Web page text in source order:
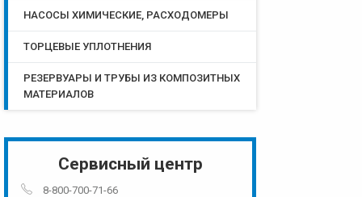
НАСОСЫ ХИМИЧЕСКИЕ, РАСХОДОМЕРЫ
ТОРЦЕВЫЕ УПЛОТНЕНИЯ
РЕЗЕРВУАРЫ И ТРУБЫ ИЗ КОМПОЗИТНЫХ
МАТЕРИАЛОВ
Сервисный центр
8-800-700-71-66